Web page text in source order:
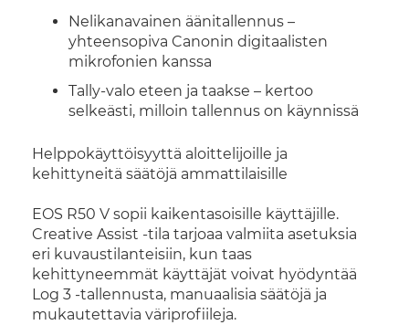
Nelikanavainen äänitallennus –
yhteensopiva Canonin digitaalisten
mikrofonien kanssa
Tally-valo eteen ja taakse – kertoo
selkeästi, milloin tallennus on käynnissä
Helppokäyttöisyyttä aloittelijoille ja
kehittyneitä säätöjä ammattilaisille
EOS R50 V sopii kaikentasoisille käyttäjille.
Creative Assist -tila tarjoaa valmiita asetuksia
eri kuvaustilanteisiin, kun taas
kehittyneemmät käyttäjät voivat hyödyntää
Log 3 -tallennusta, manuaalisia säätöjä ja
mukautettavia väriprofiileja.